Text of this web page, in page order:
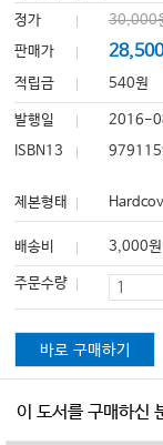
정가
30,000
판매가
적립금 540원
발행일 2016-
ISBN13
제본형태
배송비 3,000원
주문수량
바로 구매하기
이 도서를 구매하신